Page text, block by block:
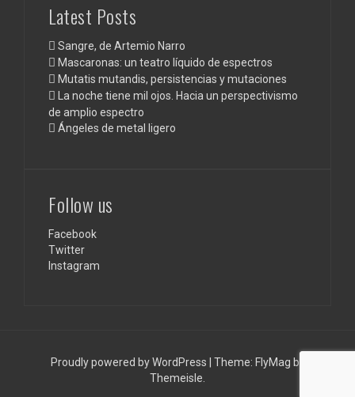
Latest Posts
Sangre, de Artemio Narro
Mascaronas: un teatro líquido de espectros
Mutatis mutandis, persistencias y mutaciones
La noche tiene mil ojos. Hacia un perspectivismo
de amplio espectro
Ángeles de metal ligero
Follow us
Facebook
Twitter
Instagram
Proudly powered by WordPress Theme: FlyMag by
Themeisle.